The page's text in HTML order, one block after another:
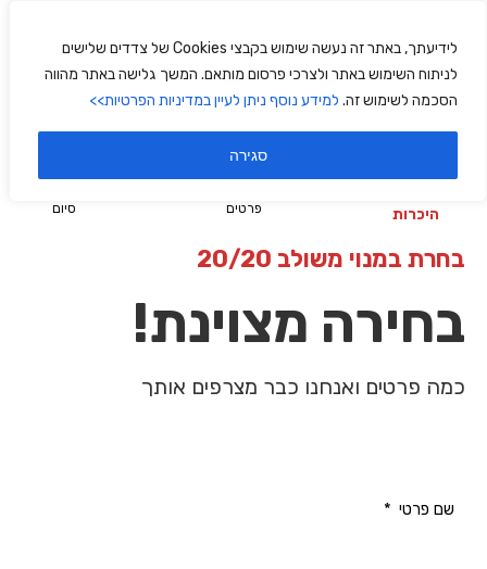
לידיעתך, באתר זה נעשה שימוש בקבצי Cookies של צדדים שלישים
לניתוח השימוש באתר ולצרכי פרסום מותאם. המשך גלישה באתר מהווה
הסכמה לשימוש זה. למידע נוסף ניתן לעיין במדיניות הפרטיות>>
סגירה
1
היכרות פרטים סיום
בחרת במנוי משולב 20/20
בחירה מצוינת!
כמה פרטים ואנחנו כבר מצרפים אותך
שם פרטי